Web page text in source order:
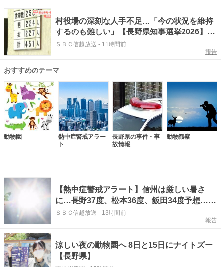
村役場の深刻な人手不足…「今の状況を維持
するのも難しい」【長野県知事選挙2026】行
政サービスを維持するために果たすべき県の
役割は?人口減少ワースト1位の秋田県の事例
ＳＢＣ信越放送 - 11時間前
報告
おすすめのテーマ
動物園
熱中症警戒アラー
ト
長野県の事件・事
故情報
動物観察
【熱中症警戒アラート】信州は厳しい暑さ
に…長野37度、松本36度、飯田34度予想…一
方、夕方から夜のはじめごろにかけて、激し
い雨が降るところも…気象台で注意呼びかけ
ＳＢＣ信越放送 - 13時間前
報告
涼しい夜の動物園へ 8日と15日にナイトズー
【長野県】